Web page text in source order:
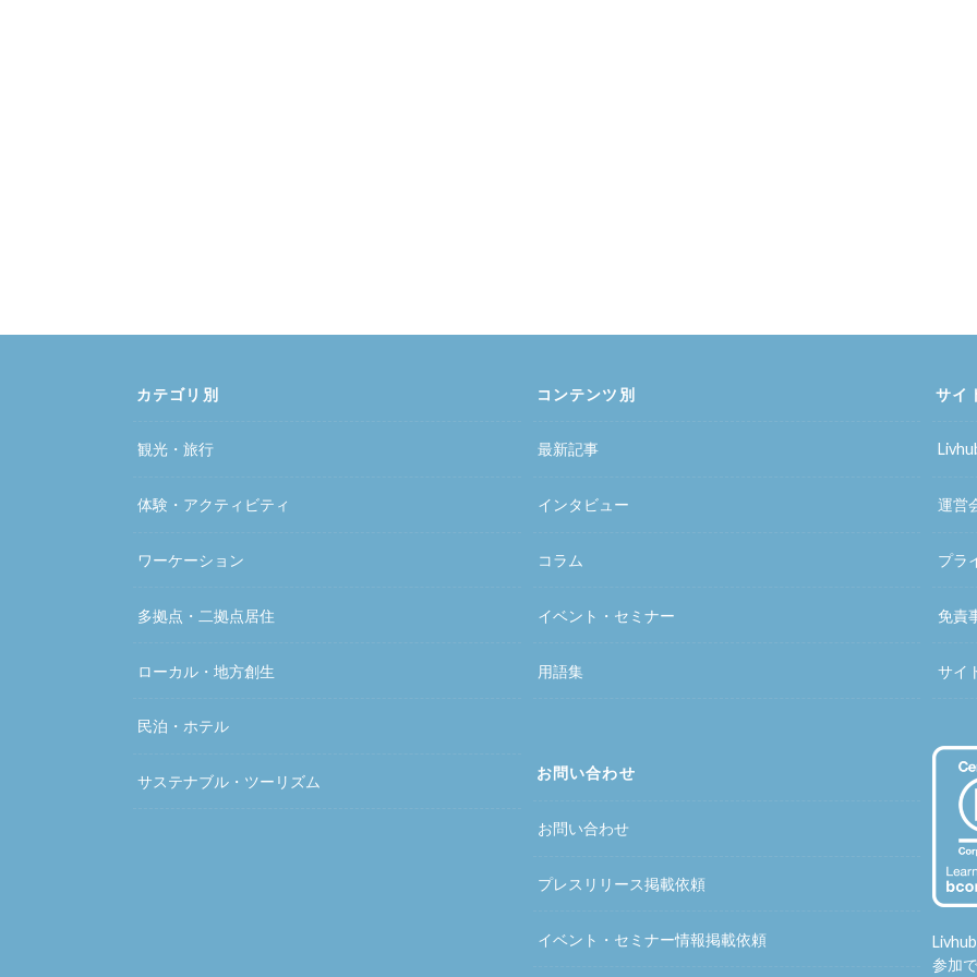
カテゴリ別
観光・旅行
体験・アクティビティ
ワーケーション
多拠点・二拠点居住
ローカル・地方創生
民泊・ホテル
サステナブル・ツーリズム
コンテンツ別
最新記事
インタビュー
コラム
イベント・セミナー
用語集
お問い合わせ
お問い合わせ
プレスリリース掲載依頼
イベント・セミナー情報掲載依頼
サイ
運営
プラ
免責
サイ
参加